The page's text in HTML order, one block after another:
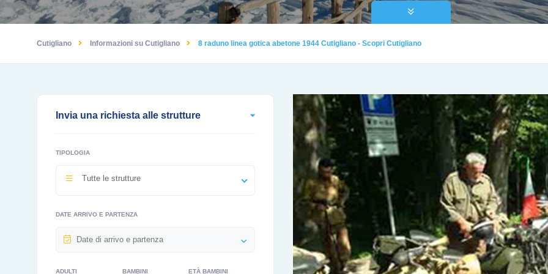
Cutigliano Informazioni su Cutigliano 8 raduno linea gotica abetone 1944 Cutigliano - Scopri Cutigliano
Invia una richiesta alle strutture
TIPOLOGIA
Tutte le strutture
DATE ARRIVO E PARTENZA
ADULTI BAMBINI ETÀ BAMBINI